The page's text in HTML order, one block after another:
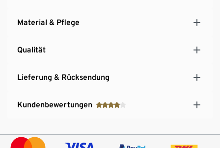
Material & Pflege
Qualität
Lieferung & Rücksendung
Kundenbewertungen